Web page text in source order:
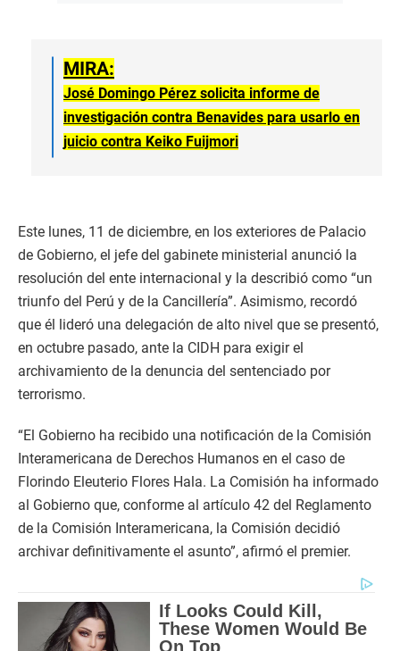
MIRA:
José Domingo Pérez solicita informe de
investigación contra Benavides para usarlo en
juicio contra Keiko Fuijmori
Este lunes, 11 de diciembre, en los exteriores de Palacio
de Gobierno, el jefe del gabinete ministerial anunció la
resolución del ente internacional y la describió como “un
triunfo del Perú y de la Cancillería”. Asimismo, recordó
que él lideró una delegación de alto nivel que se presentó,
en octubre pasado, ante la CIDH para exigir el
archivamiento de la denuncia del sentenciado por
terrorismo.
“El Gobierno ha recibido una notificación de la Comisión
Interamericana de Derechos Humanos en el caso de
Florindo Eleuterio Flores Hala. La Comisión ha informado
al Gobierno que, conforme al artículo 42 del Reglamento
de la Comisión Interamericana, la Comisión decidió
archivar definitivamente el asunto”, afirmó el premier.